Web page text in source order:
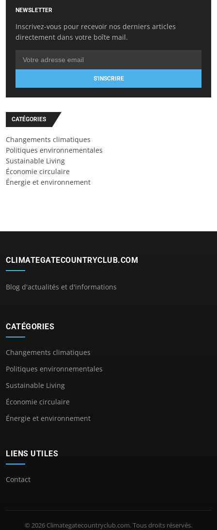
NEWSLETTER
Inscrivez-vous pour recevoir nos derniers articles
directement dans votre boîte mail.
S'INSCRIRE
CATÉGORIES
Changements climatiques
Politiques environnementales
Sustainable Living
Économie circulaire
Énergie et environnement
CLIMATEGATECOUNTRYCLUB.COM
Blog d'actualités et d'informations
CATÉGORIES
Changements climatiques
Politiques environnementales
Sustainable Living
Économie circulaire
Énergie et environnement
LIENS UTILES
Contact
© 2026 Climategatecountryclub.com. Tous droits réservés.